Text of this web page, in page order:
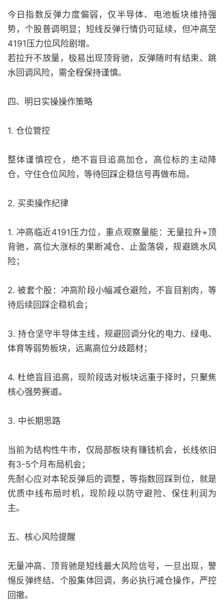
今日指数反弹力度偏弱，仅半导体、电池板块维持强
势，个股普调明显；短线反弹行情仍可延续，但冲高至
4191压力位风险剧增。
若拉升不放量，极易出现顶背驰，反弹随时有结束、跳
水回调风险，需全程保持谨慎。
四、明日实操操作策略
1. 仓位管控
整体谨慎控仓，绝不盲目追高加仓，高位标的主动降
仓，守住仓位风险，等待回踩企稳信号再做布局。
2. 买卖操作纪律
1. 冲高临近4191压力位，重点观察量能：无量拉升+顶
背驰，高位大涨标的果断减仓、止盈落袋，规避跳水风
险；
2. 被套个股：冲高阶段小幅减仓避险，不盲目割肉，等
待后续回踩企稳机会；
3. 持仓坚守半导体主线，规避回调分化的电力、绿电、
体育等弱势板块，远离高位分歧题材；
4. 杜绝盲目追高，现阶段选对板块远重于择时，只聚焦
核心强势赛道。
3. 中长期思路
当前为结构性牛市，仅局部板块有赚钱机会，长线依旧
有3-5个月布局机会；
先耐心应对本轮反弹后的调整，等指数回踩到位，就是
优质中线布局时机，现阶段以防守避险、保住利润为
主。
五、核心风险提醒
无量冲高、顶背驰是短线最大风险信号，一旦出现，警
惕反弹终结、个股集体回调，务必执行减仓操作，严控
回撤。